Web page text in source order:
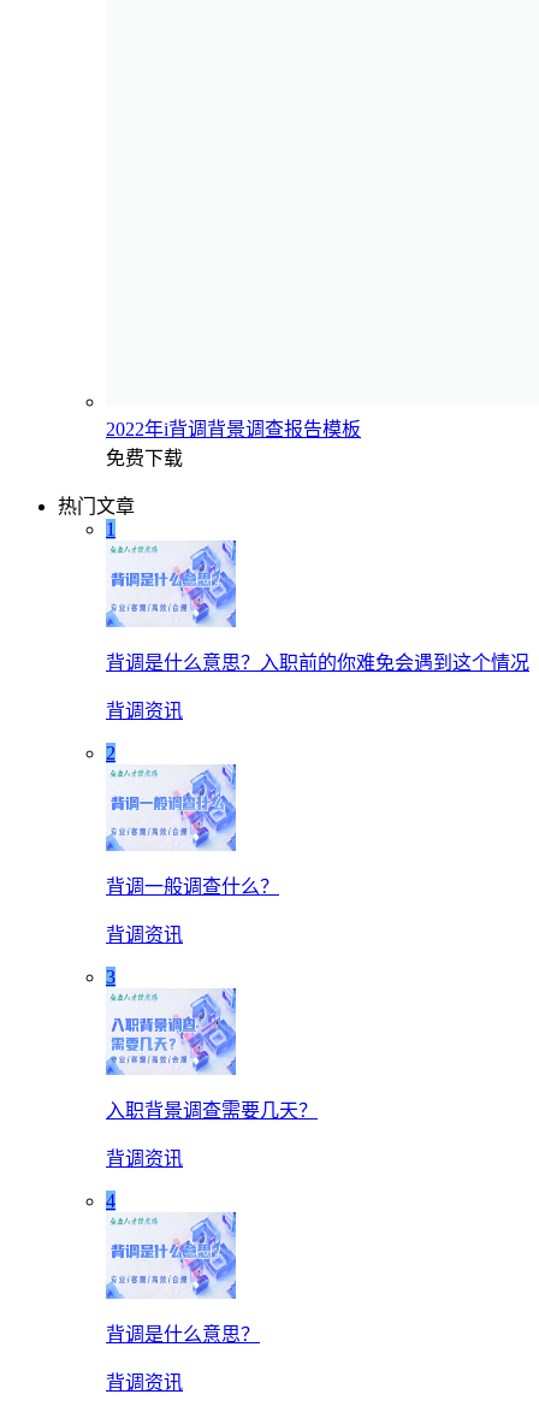
2022年i背调背景调查报告模板
免费下载
热门文章
1
背调是什么意思？入职前的你难免会遇到这个情况
背调资讯
2
背调一般调查什么？
背调资讯
3
入职背景调查需要几天？
背调资讯
4
背调是什么意思？
背调资讯